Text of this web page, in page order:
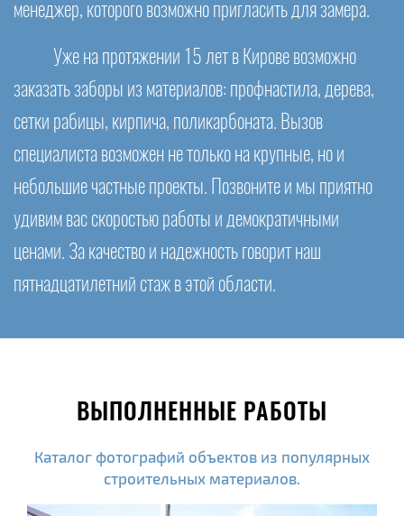
менеджер, которого возможно пригласить для замера.
Уже на протяжении 15 лет в Кирове возможно
заказать заборы из материалов: профнастила, дерева,
сетки рабицы, кирпича, поликарбоната. Вызов
специалиста возможен не только на крупные, но и
небольшие частные проекты. Позвоните и мы приятно
удивим вас скоростью работы и демократичными
ценами. За качество и надежность говорит наш
пятнадцатилетний стаж в этой области.
ВЫПОЛНЕННЫЕ РАБОТЫ
Каталог фотографий объектов из популярных
строительных материалов.